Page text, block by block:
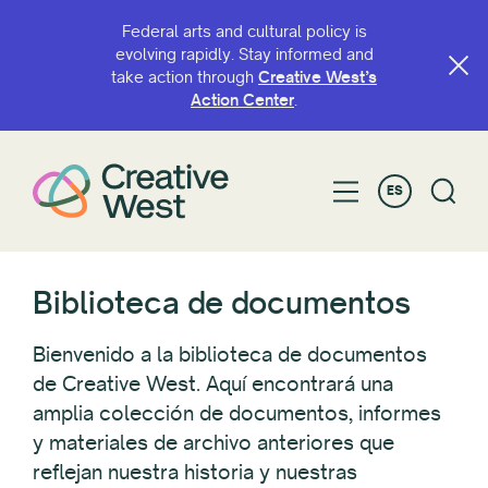
Federal arts and cultural policy is
evolving rapidly. Stay informed and
take action through Creative West’s
Action Center.
ES
Biblioteca de documentos
Bienvenido a la biblioteca de documentos
de Creative West. Aquí encontrará una
amplia colección de documentos, informes
y materiales de archivo anteriores que
reflejan nuestra historia y nuestras
BUSCAR POR NOMBRE O PALABRA CLAVE
FILTRAR POR
Categoría
Defensa de las artes
Informes de impacto económico
Investigación general
Investigación original